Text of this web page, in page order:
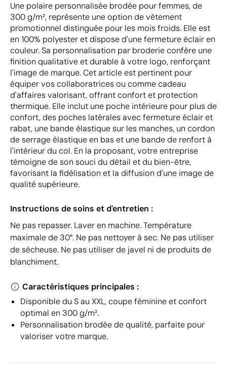
Une polaire personnalisée brodée pour femmes, de
300 g/m², représente une option de vêtement
promotionnel distinguée pour les mois froids. Elle est
en 100% polyester et dispose d'une fermeture éclair en
couleur. Sa personnalisation par broderie confère une
finition qualitative et durable à votre logo, renforçant
l'image de marque. Cet article est pertinent pour
équiper vos collaboratrices ou comme cadeau
d'affaires valorisant, offrant confort et protection
thermique. Elle inclut une poche intérieure pour plus de
confort, des poches latérales avec fermeture éclair et
rabat, une bande élastique sur les manches, un cordon
de serrage élastique en bas et une bande de renfort à
l'intérieur du col. En la proposant, votre entreprise
témoigne de son souci du détail et du bien-être,
favorisant la fidélisation et la diffusion d'une image de
qualité supérieure.
Instructions de soins et d'entretien :
Ne pas repasser. Laver en machine. Température
maximale de 30°. Ne pas nettoyer à sec. Ne pas utiliser
de sécheuse. Ne pas utiliser de javel ni de produits de
blanchiment.
Caractéristiques principales :
Disponible du S au XXL, coupe féminine et confort
optimal en 300 g/m².
Personnalisation brodée de qualité, parfaite pour
valoriser votre marque.